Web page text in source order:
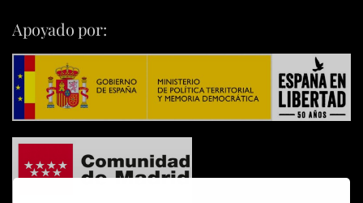
Apoyado por: